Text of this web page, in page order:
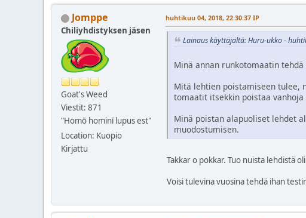
Jomppe
Chiliyhdistyksen jäsen
Goat's Weed
Viestit: 871
"Homō hominī lupus est"
Location: Kuopio
Kirjattu
huhtikuu 04, 2018, 22:30:37 IP
Lainaus käyttäjältä: Huru-ukko -
Minä annan runkotomaatin
Mitä lehtien poistamiseen tulee,
tomaatit itsekkin poistaa
Minä poistan alapuoliset lehdet
muodostumisen.
Takkar o pokkar. Tuo nuista lehdistä
Voisi tulevina vuosina tehdä ihan